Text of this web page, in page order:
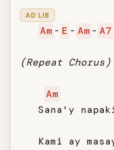
AD LIB
Am - E - Am - A7
(Repeat Chorus)
Am
Sana'y
Kami ay